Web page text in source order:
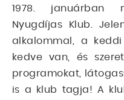
1978. januárban
Nyugdíjas Klub.
alkalommal, a
kedve van, és
programokat,
is a klub tagja! A